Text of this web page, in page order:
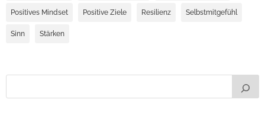
Positives Mindset Positive Ziele Resilienz Selbstmitgefühl
Sinn Stärken